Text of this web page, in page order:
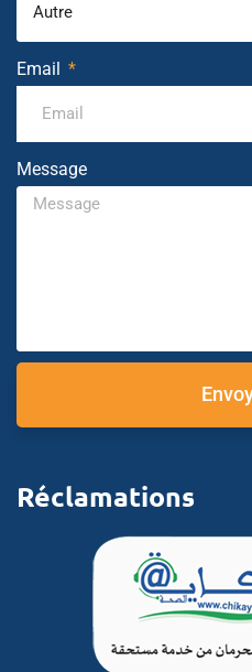
Autre
Email
Message
Réclamations